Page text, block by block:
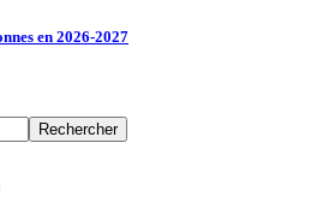
en 2026-2027
Rechercher